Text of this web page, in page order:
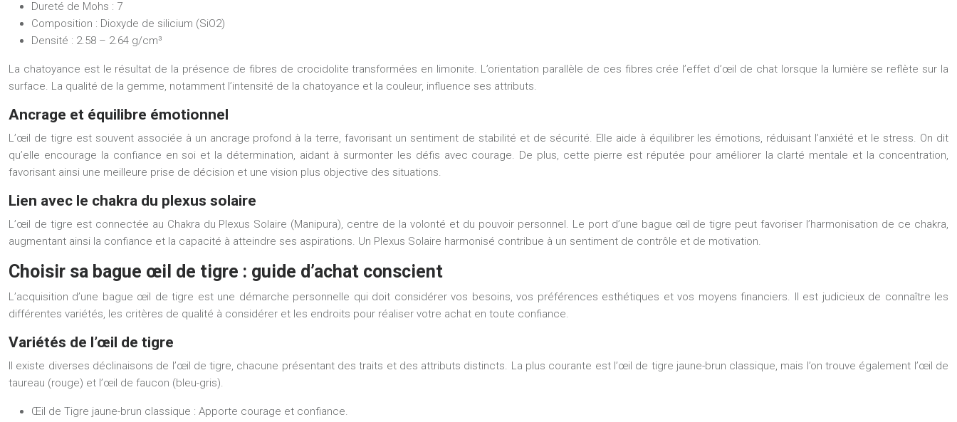
Dureté de Mohs : 7
Composition : Dioxyde de silicium (SiO2)
Densité : 2.58 – 2.64 g/cm³
La chatoyance est le résultat de la présence de fibres de crocidolite transformées en limonite. L’orientation parallèle de ces fibres crée l’effet d’œil de chat lorsque la lumière se reflète sur la
surface. La qualité de la gemme, notamment l’intensité de la chatoyance et la couleur, influence ses attributs.
Ancrage et équilibre émotionnel
L’œil de tigre est souvent associée à un ancrage profond à la terre, favorisant un sentiment de stabilité et de sécurité. Elle aide à équilibrer les émotions, réduisant l’anxiété et le stress. On dit
qu’elle encourage la confiance en soi et la détermination, aidant à surmonter les défis avec courage. De plus, cette pierre est réputée pour améliorer la clarté mentale et la concentration,
favorisant ainsi une meilleure prise de décision et une vision plus objective des situations.
Lien avec le chakra du plexus solaire
L’œil de tigre est connectée au Chakra du Plexus Solaire (Manipura), centre de la volonté et du pouvoir personnel. Le port d’une bague œil de tigre peut favoriser l’harmonisation de ce chakra,
augmentant ainsi la confiance et la capacité à atteindre ses aspirations. Un Plexus Solaire harmonisé contribue à un sentiment de contrôle et de motivation.
Choisir sa bague œil de tigre : guide d’achat conscient
L’acquisition d’une bague œil de tigre est une démarche personnelle qui doit considérer vos besoins, vos préférences esthétiques et vos moyens financiers. Il est judicieux de connaître les
différentes variétés, les critères de qualité à considérer et les endroits pour réaliser votre achat en toute confiance.
Variétés de l’œil de tigre
Il existe diverses déclinaisons de l’œil de tigre, chacune présentant des traits et des attributs distincts. La plus courante est l’œil de tigre jaune-brun classique, mais l’on trouve également l’œil de
taureau (rouge) et l’œil de faucon (bleu-gris).
Œil de Tigre jaune-brun classique : Apporte courage et confiance.